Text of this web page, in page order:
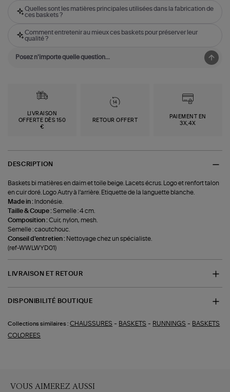
Quelles sont les matières principales utilisées dans la fabrication de
ces baskets ?
Comment entretenir au mieux ces baskets pour préserver leur
qualité ?
LIVRAISON
OFFERTE DÈS 150
€
RETOUR OFFERT
PAIEMENT EN
3X,4X
DESCRIPTION
Baskets bi matières en daim et toile beige. Lacets écrus. Logo et renfort talon
en cuir doré. Logo Autry à l'arrière. Etiquette de la languette blanche.
Made in : Indonésie.
Taille & Coupe :Semelle : 4 cm.
Composition :Cuir, nylon, mesh.
Semelle : caoutchouc.
Conseil d'entretien : Nettoyage chez un spécialiste.
(ref-WWLWYD01)
LIVRAISON ET RETOUR
DISPONIBILITÉ BOUTIQUE
Collections similaires : CHAUSSURES - BASKETS - RUNNINGS - BASKETS
COLOREES
VOUS AIMEREZ AUSSI